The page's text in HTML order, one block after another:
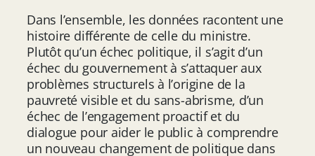
Dans l’ensemble, les données racontent une
histoire différente de celle du ministre.
Plutôt qu’un échec politique, il s’agit d’un
échec du gouvernement à s’attaquer aux
problèmes structurels à l’origine de la
pauvreté visible et du sans-abrisme, d’un
échec de l’engagement proactif et du
dialogue pour aider le public à comprendre
un nouveau changement de politique dans